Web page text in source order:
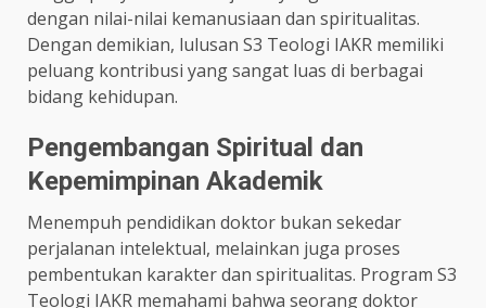
dengan nilai-nilai kemanusiaan dan spiritualitas.
Dengan demikian, lulusan S3 Teologi IAKR memiliki
peluang kontribusi yang sangat luas di berbagai
bidang kehidupan.
Pengembangan Spiritual dan
Kepemimpinan Akademik
Menempuh pendidikan doktor bukan sekedar
perjalanan intelektual, melainkan juga proses
pembentukan karakter dan spiritualitas. Program S3
Teologi IAKR memahami bahwa seorang doktor